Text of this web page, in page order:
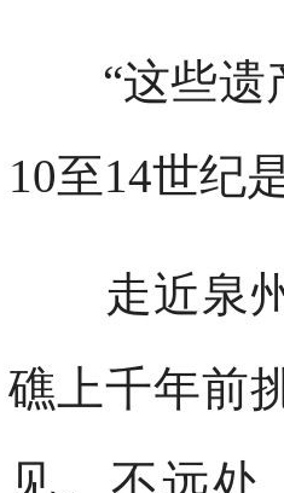
“这些遗产
10至14世纪
走近泉州
礁上千年前